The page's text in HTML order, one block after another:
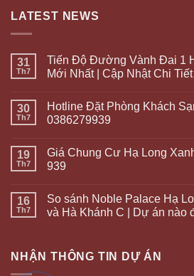
LATEST NEWS
31
Th7
Tiến Độ Đường Vành Đai 1
Mới Nhất | Cập Nhật Chi Tiết
30
Th7
Hotline Đặt Phòng Khách
0386279939
19
Th7
Giá Chung Cư Hạ Long
939
16
Th7
So sánh Noble Palace Hạ
và Hà Khánh C | Dự án nào
NHẬN THÔNG TIN DỰ ÁN